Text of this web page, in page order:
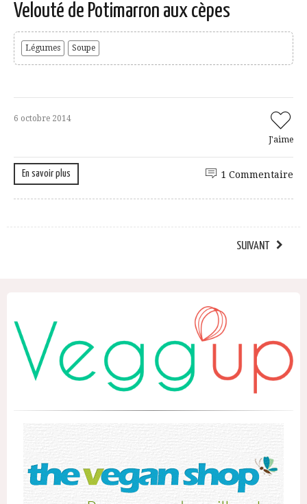
Velouté de Potimarron aux cèpes
Légumes Soupe
6 octobre 2014
J'aime
En savoir plus 1 Commentaire
SUIVANT